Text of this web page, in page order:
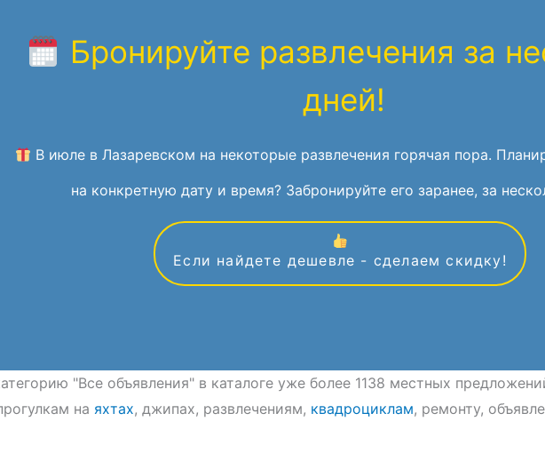
Бронируйте развлечения за
дней!
В июле в Лазаревском на некоторые развлечения горячая пора.
на конкретную дату и время? Забронируйте его заранее, за
Если найдете дешевле - сделаем скидку!
"Все объявления" в каталоге уже более 1138 местных
на яхтах, джипах, развлечениям, квадроциклам, ремонту,